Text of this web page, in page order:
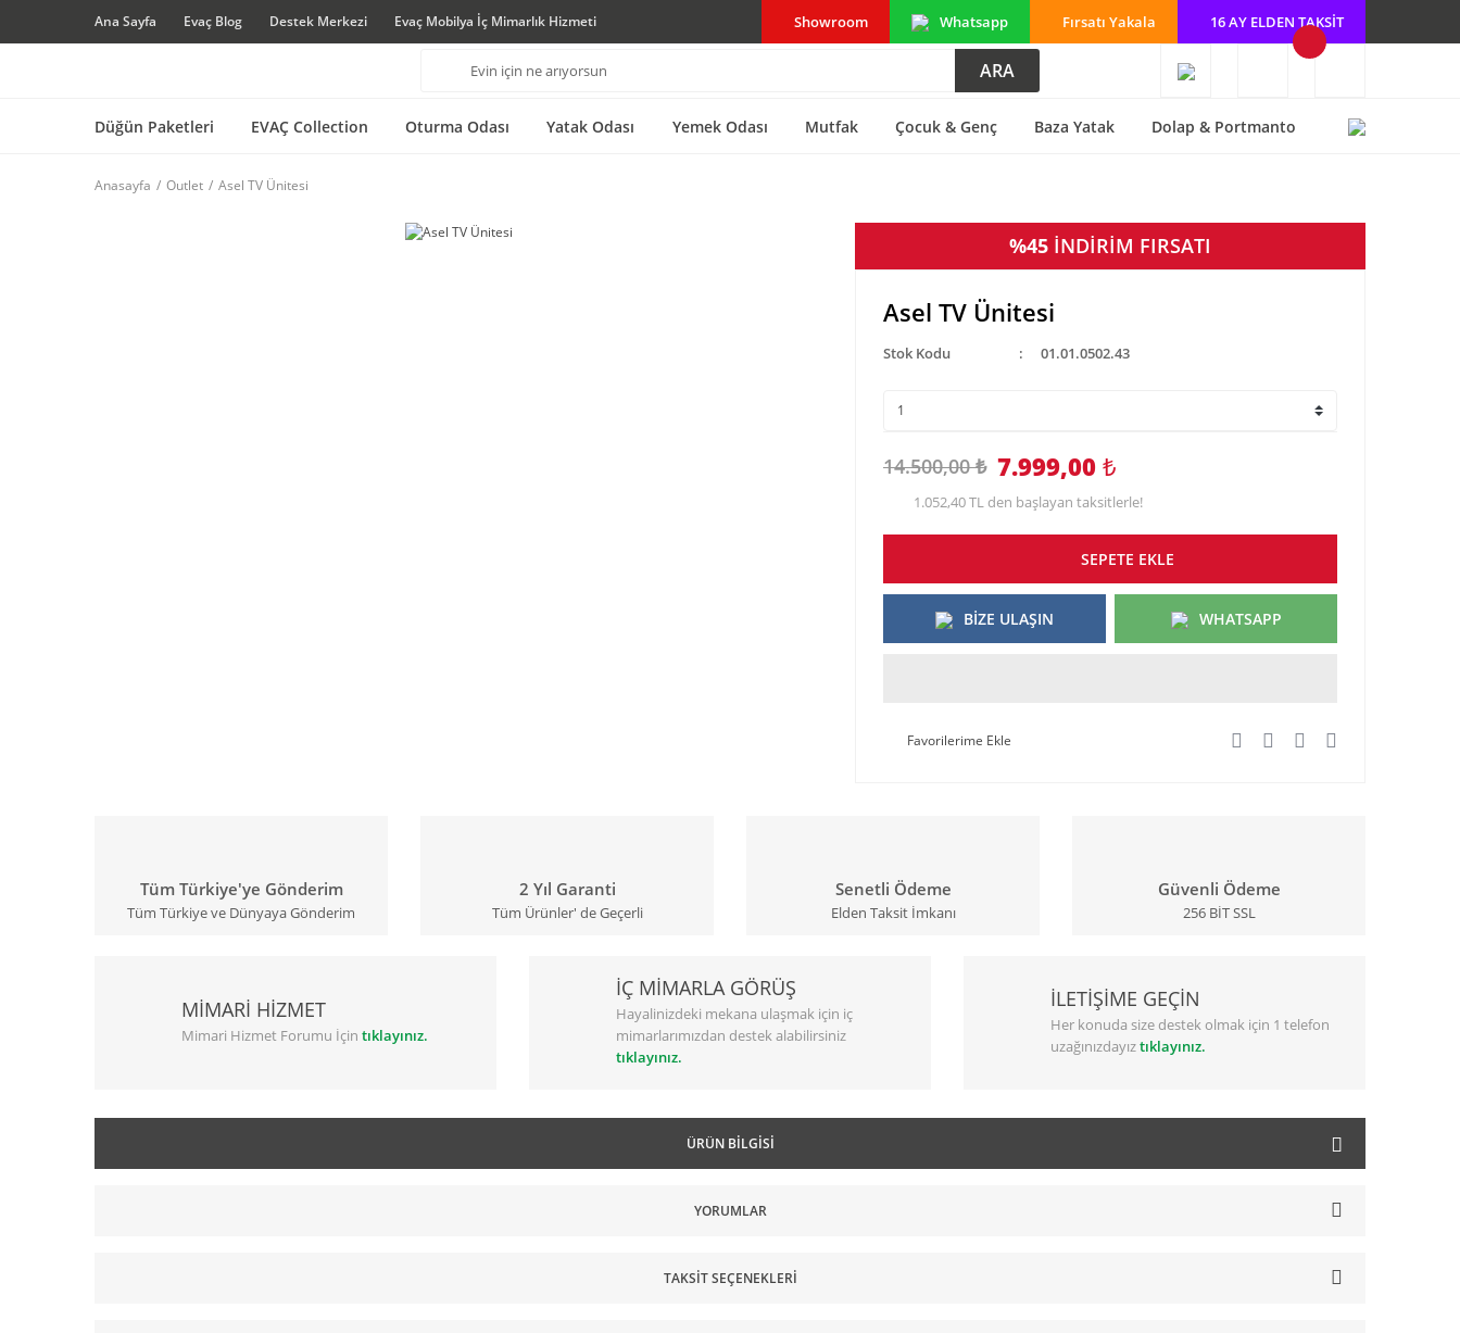
Ana Sayfa Evaç Blog Destek Merkezi Evaç Mobilya İç Mimarlık Hizmeti Showroom Whatsapp Fırsatı Yakala 16 AY ELDEN TAKSİT
ARA
Düğün Paketleri EVAÇ Collection Oturma Odası Yatak Odası Yemek Odası Mutfak Çocuk & Genç Baza Yatak Dolap & Portmanto
Anasayfa Outlet Asel TV Ünitesi
%45 İNDİRİM FIRSATI
Asel TV Ünitesi
Stok Kodu 01.01.0502.43
14.500,00 ₺ 7.999,00 ₺
1.052,40 TL den başlayan taksitlerle!
SEPETE EKLE
BİZE ULAŞIN WHATSAPP
Tüm Türkiye'ye Gönderim
Tüm Türkiye ve Dünyaya Gönderim
2 Yıl Garanti
Tüm Ürünler' de Geçerli
Senetli Ödeme
Elden Taksit İmkanı
Güvenli Ödeme
256 BİT SSL
MİMARİ HİZMET
Mimari Hizmet Forumu İçin tıklayınız.
İÇ MİMARLA GÖRÜŞ
Hayalinizdeki mekana ulaşmak için iç
mimarlarımızdan destek alabilirsiniz
tıklayınız.
İLETİŞİME GEÇİN
Her konuda size destek olmak için 1 telefon
uzağınızdayıztıklayınız.
ÜRÜN BILGISI
YORUMLAR
TAKSIT SEÇENEKLERI